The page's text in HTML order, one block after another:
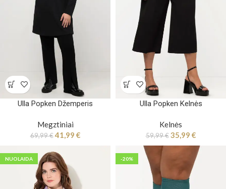
Ulla Popken Džemperis
Megztiniai
69,99€41,99 €
Ulla Popken Kelnės
Kelnės
59,99€ 35,99 €
NUOLAIDA -20%